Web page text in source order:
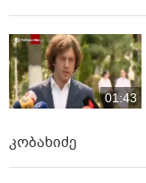
01:43
კობახიძე